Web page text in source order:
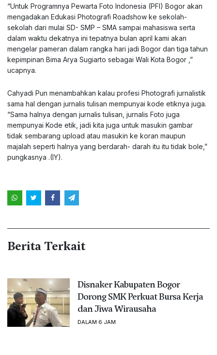
“Untuk Programnya Pewarta Foto Indonesia (PFI) Bogor akan
mengadakan Edukasi Photografi Roadshow ke sekolah-
sekolah dari mulai SD- SMP – SMA sampai mahasiswa serta
dalam waktu dekatnya ini tepatnya bulan april kami akan
mengelar pameran dalam rangka hari jadi Bogor dan tiga tahun
kepimpinan Bima Arya Sugiarto sebagai Wali Kota Bogor ,”
ucapnya.
Cahyadi Pun menambahkan kalau profesi Photografi jurnalistik
sama hal dengan jurnalis tulisan mempunyai kode etiknya juga.
“Sama halnya dengan jurnalis tulisan, jurnalis Foto juga
mempunyai Kode etik, jadi kita juga untuk masukin gambar
tidak sembarang upload atau masukin ke koran maupun
majalah seperti halnya yang berdarah- darah itu itu tidak bole,”
pungkasnya .(IY).
Berita Terkait
Disnaker Kabupaten Bogor
Dorong SMK Perkuat Bursa Kerja
dan Jiwa Wirausaha
DALAM 6 JAM